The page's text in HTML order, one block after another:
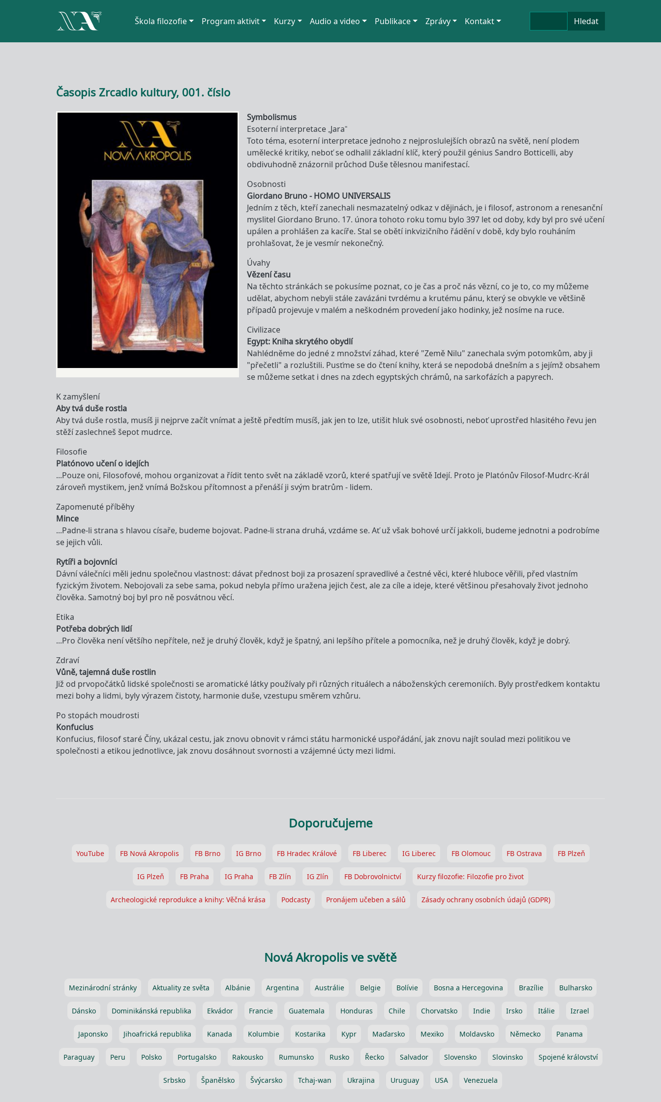
Hlavní navigace
Škola filozofie Program aktivit Kurzy Audio a video Publikace Zprávy Kontakt Hledat
Hledat
Časopis Zrcadlo kultury, 001. číslo
Symbolismus
Esoterní interpretace „Jara“
Toto téma, esoterní interpretace jednoho z nejproslulejších obrazů na světě, není plodem
umělecké kritiky, neboť se odhalil základní klíč, který použil génius Sandro Botticelli, aby
obdivuhodně znázornil průchod Duše tělesnou manifestací.
Osobnosti
Giordano Bruno - HOMO UNIVERSALIS
Jedním z těch, kteří zanechali nesmazatelný odkaz v dějinách, je i filosof, astronom a renesanční
myslitel Giordano Bruno. 17. února tohoto roku tomu bylo 397 let od doby, kdy byl pro své učení
upálen a prohlášen za kacíře. Stal se obětí inkvizičního řádění v době, kdy bylo rouháním
prohlašovat, že je vesmír nekonečný.
Úvahy
Vězení času
Na těchto stránkách se pokusíme poznat, co je čas a proč nás vězní, co je to, co my můžeme
udělat, abychom nebyli stále zavázáni tvrdému a krutému pánu, který se obvykle ve většině
případů projevuje v malém a neškodném provedení jako hodinky, jež nosíme na ruce.
Civilizace
Egypt: Kniha skrytého obydlí
Nahlédněme do jedné z množství záhad, které "Země Nilu" zanechala svým potomkům, aby ji
"přečetli" a rozluštili. Pusťme se do čtení knihy, která se nepodobá dnešním a s jejímž obsahem
se můžeme setkat i dnes na zdech egyptských chrámů, na sarkofázích a papyrech.
K zamyšlení
Aby tvá duše rostla
Aby tvá duše rostla, musíš ji nejprve začít vnímat a ještě předtím musíš, jak jen to lze, utišit hluk své osobnosti, neboť uprostřed hlasitého řevu jen
stěží zaslechneš šepot mudrce.
Filosofie
Platónovo učení o idejích
...Pouze oni, Filosofové, mohou organizovat a řídit tento svět na základě vzorů, které spatřují ve světě Idejí. Proto je Platónův Filosof-Mudrc-Král
zároveň mystikem, jenž vnímá Božskou přítomnost a přenáší ji svým bratrům - lidem.
Zapomenuté příběhy
Mince
...Padne-li strana s hlavou císaře, budeme bojovat. Padne-li strana druhá, vzdáme se. Ať už však bohové určí jakkoli, budeme jednotni a podrobíme
se jejich vůli.
Rytíři a bojovníci
Dávní válečníci měli jednu společnou vlastnost: dávat přednost boji za prosazení spravedlivé a čestné věci, které hluboce věřili, před vlastním
fyzickým životem. Nebojovali za sebe sama, pokud nebyla přímo uražena jejich čest, ale za cíle a ideje, které většinou přesahovaly život jednoho
člověka. Samotný boj byl pro ně posvátnou věcí.
Etika
Potřeba dobrých lidí
...Pro člověka není většího nepřítele, než je druhý člověk, když je špatný, ani lepšího přítele a pomocníka, než je druhý člověk, když je dobrý.
Zdraví
Vůně, tajemná duše rostlin
Již od prvopočátků lidské společnosti se aromatické látky používaly při různých rituálech a náboženských ceremoniích. Byly prostředkem kontaktu
mezi bohy a lidmi, byly výrazem čistoty, harmonie duše, vzestupu směrem vzhůru.
Po stopách moudrosti
Konfucius
Konfucius, filosof staré Číny, ukázal cestu, jak znovu obnovit v rámci státu harmonické uspořádání, jak znovu najít soulad mezi politikou ve
společnosti a etikou jednotlivce, jak znovu dosáhnout svornosti a vzájemné úcty mezi lidmi.
Doporučujeme
YouTube FB Nová Akropolis FB Brno IG Brno FB Hradec Králové FB Liberec IG Liberec FB Olomouc FB Ostrava FB Plzeň
IG Plzeň FB Praha IG Praha FB Zlín IG Zlín FB Dobrovolnictví Kurzy filozofie: Filozofie pro život
Archeologické reprodukce a knihy: Věčná krása Podcasty Pronájem učeben a sálů Zásady ochrany osobních údajů (GDPR)
Nová Akropolis ve světě
Mezinárodní stránky Aktuality ze světa Albánie Argentina Austrálie Belgie Bolívie Bosna a Hercegovina Brazílie Bulharsko
Dánsko Dominikánská republika Ekvádor Francie Guatemala Honduras Chile Chorvatsko Indie Irsko Itálie Izrael
Japonsko Jihoafrická republika Kanada Kolumbie Kostarika Kypr Maďarsko Mexiko Moldavsko Německo Panama
Paraguay Peru Polsko Portugalsko Rakousko Rumunsko Rusko Řecko Salvador Slovensko Slovinsko Spojené království
Srbsko Španělsko Švýcarsko Tchaj-wan Ukrajina Uruguay USA Venezuela